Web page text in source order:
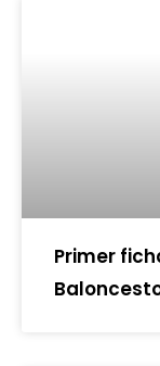
Primer